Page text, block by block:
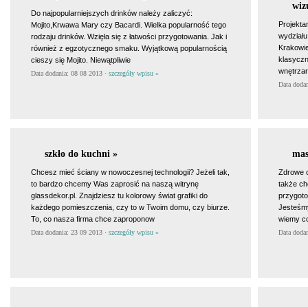
Do najpopularniejszych drinków należy zaliczyć:
Mojito,Krwawa Mary czy Bacardi. Wielka popularność tego
rodzaju drinków. Wzięła się z łatwości przygotowania. Jak i
również z egzotycznego smaku. Wyjątkową popularnością
cieszy się Mojito. Niewątpliwie
Data dodania: 08 08 2013 · szczegóły wpisu »
Data
szkło do kuchni »
Chcesz mieć ściany w nowoczesnej technologii? Jeżeli tak,
to bardzo chcemy Was zaprosić na naszą witrynę
glassdekor.pl. Znajdziesz tu kolorowy świat grafiki do
każdego pomieszczenia, czy to w Twoim domu, czy biurze.
To, co nasza firma chce zaproponow
Data dodania: 23 09 2013 · szczegóły wpisu »
Zdrowe
także
wiemy
Data